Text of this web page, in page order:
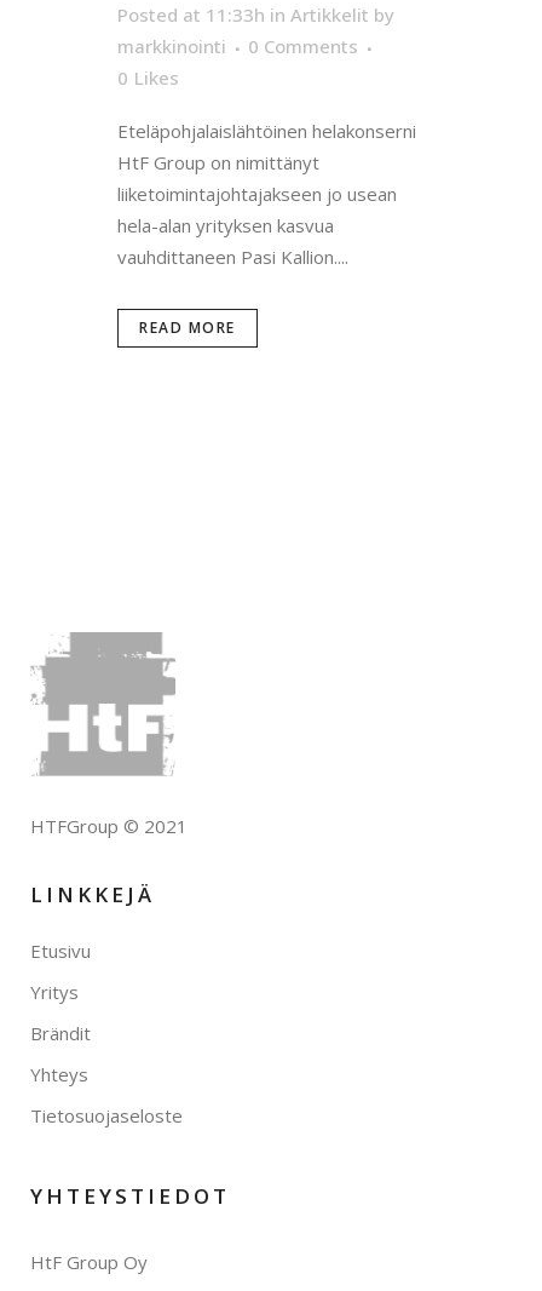
Posted at 11:33h in Artikkelit by
markkinointi
0 Comments
0 Likes
Eteläpohjalaislähtöinen helakonserni
HtF Group on nimittänyt
liiketoimintajohtajakseen jo usean
hela-alan yrityksen kasvua
vauhdittaneen Pasi Kallion....
READ MORE
HTFGroup © 2021
LINKKEJÄ
Etusivu
Yritys
Brändit
Yhteys
Tietosuojaseloste
YHTEYSTIEDOT
HtF Group Oy